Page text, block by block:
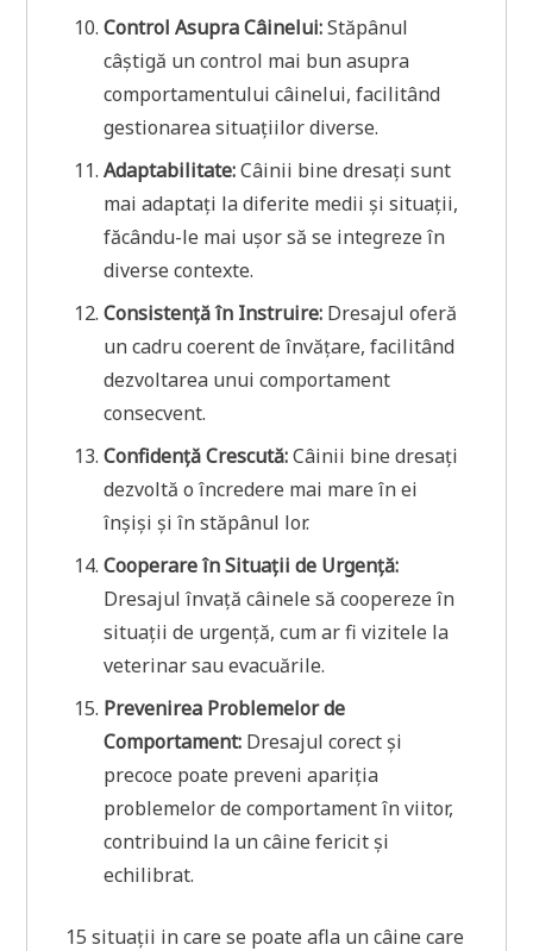
Control Asupra Câinelui:Stăpânul
câștigă un control mai bun asupra
comportamentului câinelui, facilitând
gestionarea situațiilor diverse.
Adaptabilitate:Câinii bine dresați sunt
mai adaptați la diferite medii și situații,
făcându-le mai ușor să se integreze în
diverse contexte.
Consistență în Instruire: Dresajul oferă
un cadru coerent de învățare, facilitând
dezvoltarea unui comportament
consecvent.
Confidență Crescută:Câinii bine dresați
dezvoltă o încredere mai mare în ei
înșiși și în stăpânul lor.
Cooperare în Situații de Urgență:
Dresajul învață câinele să coopereze în
situații de urgență, cum ar fi vizitele la
veterinar sau evacuările.
Prevenirea Problemelor de
Comportament: Dresajul corect și
precoce poate preveni apariția
problemelor de comportament în viitor,
contribuind la un câine fericit și
echilibrat.
15 situații in care se poate afla un câine care